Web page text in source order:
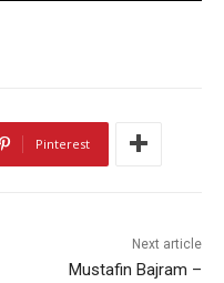
Pinterest
Next article
Mustafin Bajram –